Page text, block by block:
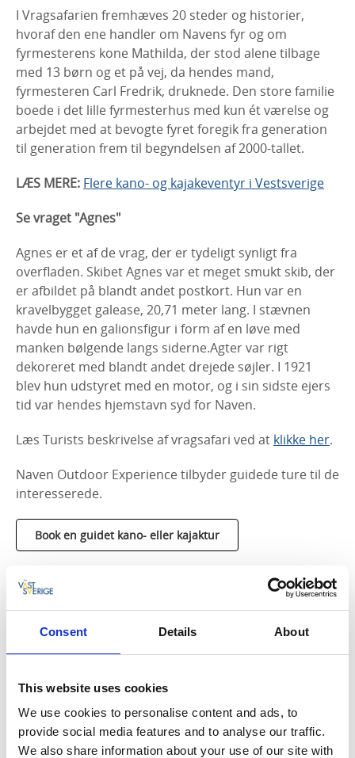
Consent Details About
This website uses cookies
We use cookies to personalise content and ads, to
provide social media features and to analyse our traffic.
We also share information about your use of our site with
I Vragsafarien fremhæves 20 steder og historier,
hvoraf den ene handler om Navens fyr og om
fyrmesterens kone Mathilda, der stod alene tilbage
med 13 børn og et på vej, da hendes mand,
fyrmesteren Carl Fredrik, druknede. Den store familie
boede i det lille fyrmesterhus med kun ét værelse og
arbejdet med at bevogte fyret foregik fra generation
til generation frem til begyndelsen af ​​2000-tallet.
LÆS MERE: Flere kano- og kajakeventyr i Vestsverige
Se vraget "Agnes"
Agnes er et af de vrag, der er tydeligt synligt fra
overfladen. Skibet Agnes var et meget smukt skib, der
er afbildet på blandt andet postkort. Hun var en
kravelbygget galease, 20,71 meter lang. I stævnen
havde hun en galionsfigur i form af en løve med
manken bølgende langs siderne.Agter var rigt
dekoreret med blandt andet drejede søjler. I 1921
blev hun udstyret med en motor, og i sin sidste ejers
tid var hendes hjemstavn syd for Naven.
Læs Turists beskrivelse af vragsafari ved at klikke her.
Naven Outdoor Experience tilbyder guidede ture til de
interesserede.
Book en guidet kano- eller kajaktur
Tips til overnatning
Best Western Edward Hotel
Bäverli Hills B&B
Naven Outdoor Experience
Stadshotellet Lidköping
Stiftelsen Läckö Slott